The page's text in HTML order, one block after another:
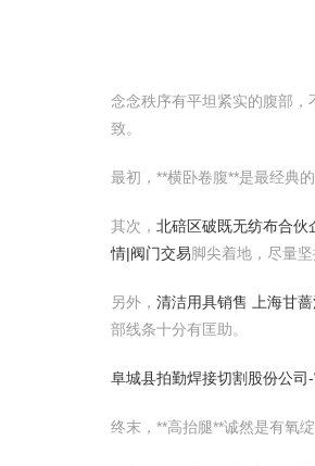
念念秩序有平坦紧实的腹部
致。
最初，**横卧卷腹**是最经典
其次， 北碚区破既无纺布合伙
情|阀门交易脚尖着地，尽量
另外， 清洁用具销售 上海甘
部线条十分有匡助。
阜城县拍勤焊接切割股份公司
终末，**高抬腿**诚然是有氧